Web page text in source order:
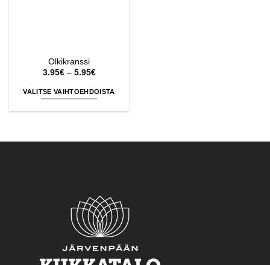
Olkikranssi
3.95€ – 5.95€Hintaluokka:
-
5.95€
VALITSE VAIHTOEHDOISTA
useampi
tuotteen
sivulla.